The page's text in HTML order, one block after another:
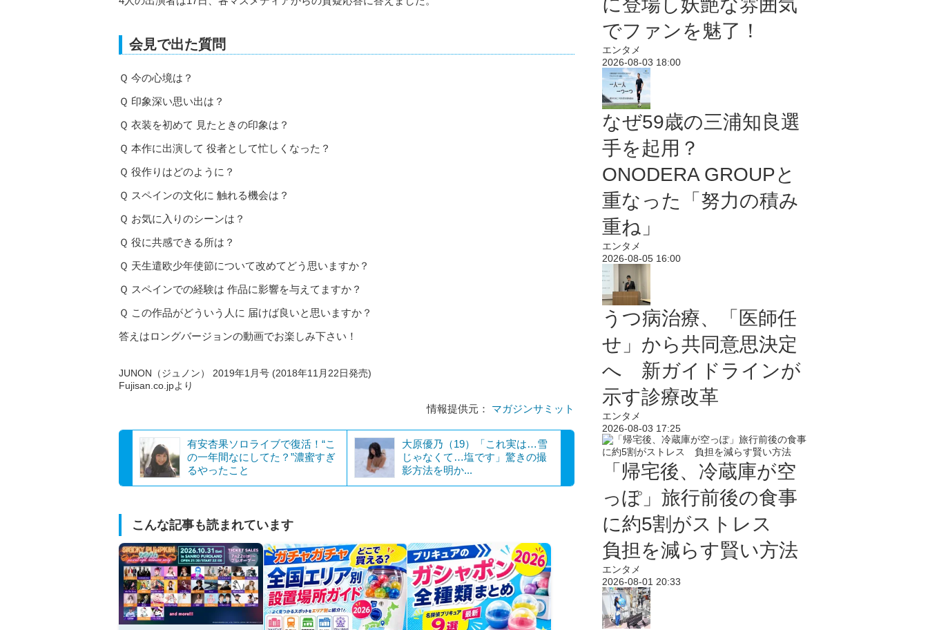
会見で出た質問
Ｑ 今の心境は？
Ｑ 印象深い思い出は？
Ｑ 衣装を初めて 見たときの印象は？
Ｑ 本作に出演して 役者として忙しくなった？
Ｑ 役作りはどのように？
Ｑ スペインの文化に 触れる機会は？
Ｑ お気に入りのシーンは？
Ｑ 役に共感できる所は？
Ｑ 天生遣欧少年使節について改めてどう思いますか？
Ｑ スペインでの経験は 作品に影響を与えてますか？
Ｑ この作品がどういう人に 届けば良いと思いますか？
答えはロングバージョンの動画でお楽しみ下さい！
JUNON（ジュノン） 2019年1月号 (2018年11月22日発売)
Fujisan.co.jpより
情報提供元： マガジンサミット
有安杏果ソロライブで復活！“こ
の一年間なにしてた？”濃蜜すぎ
るやったこと
大原優乃（19）「これ実は…雪
じゃなくて…塩です」驚きの撮
影方法を明か...
こんな記事も読まれています
に登場し妖艶な雰囲気
でファンを魅了！
エンタメ
2026-08-03 18:00
なぜ59歳の三浦知良選
手を起用？
ONODERA GROUPと
重なった「努力の積み
重ね」
エンタメ
2026-08-05 16:00
うつ病治療、「医師任
せ」から共同意思決定
へ 新ガイドラインが
示す診療改革
エンタメ
2026-08-03 17:25
「帰宅後、冷蔵庫が空
っぽ」旅行前後の食事
に約5割がストレス
負担を減らす賢い方法
エンタメ
2026-08-01 20:33